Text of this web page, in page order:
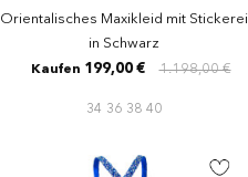
Orientalisches Maxikleid mit Stickerei
in Schwarz
1.198,00 €
Kaufen 199,00 €
34 36 38 40